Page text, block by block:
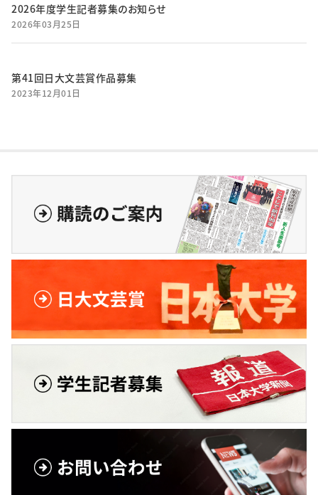
2026年度学生記者募集のお知らせ
2026年03月25日
第41回日大文芸賞作品募集
2023年12月01日